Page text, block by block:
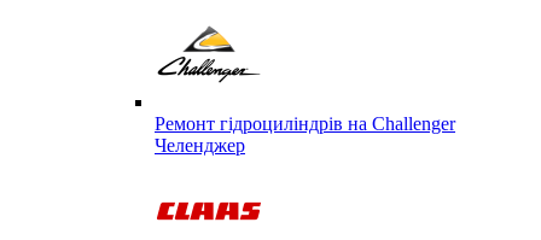
Ремонт гідроциліндрів на Challenger
Челенджер